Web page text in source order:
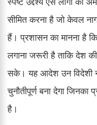
सीमित करना है जो केवल
हैं। प्रशासन का मानना है
लगाना जरूरी है ताकि देश
सके। यह आदेश उन विदेशी
चुनौतीपूर्ण बना देगा जिनका
है।